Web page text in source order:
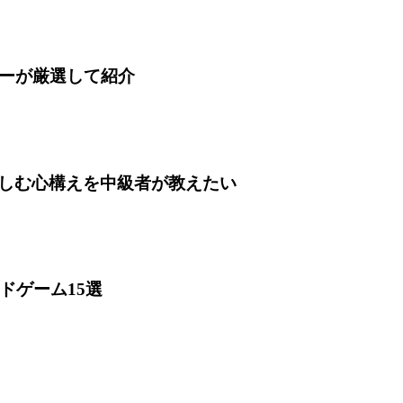
が厳選して紹介
む心構えを中級者が教えたい
ゲーム15選